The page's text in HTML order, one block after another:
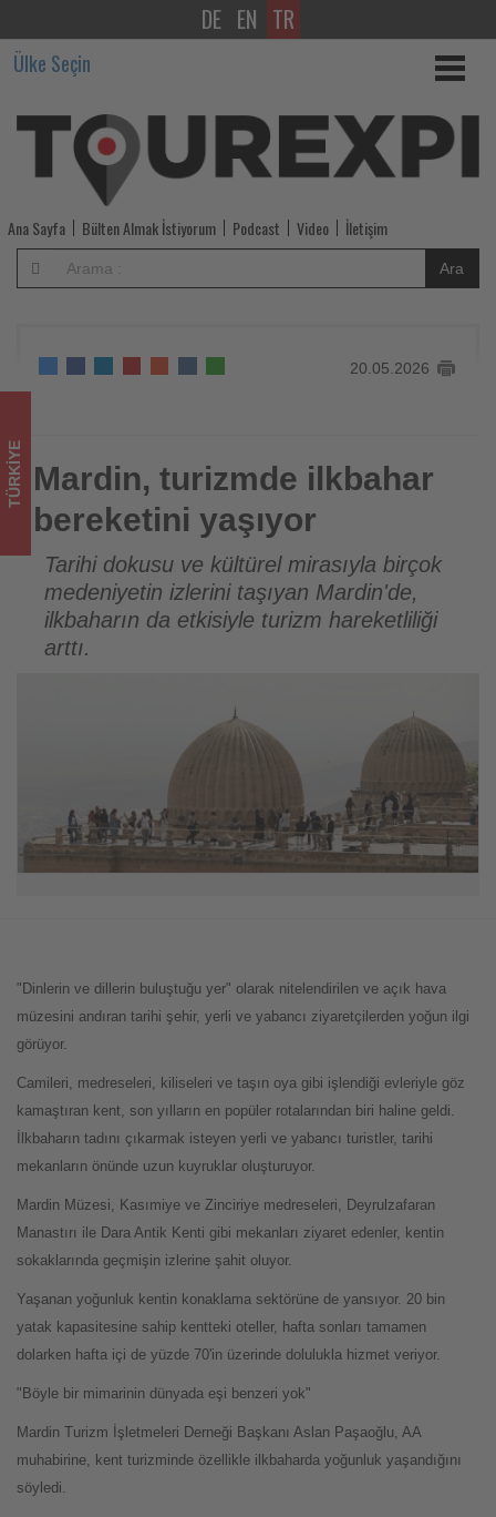
Mardin,
turizmde
ilkbahar
bereketini
yaşıyor
Tourexpi,
sizler
için
turizmde
olup
bitenleri
takip
ediyor!
DE EN TR
Ülke Seçin
Ana Sayfa Bülten Almak İstiyorum Podcast Video İletişim
Ara
20.05.2026
Mardin, turizmde ilkbahar bereketini yaşıyor
TÜRKIYE Mardin, turizmde ilkbahar
bereketini yaşıyor
Tarihi dokusu ve kültürel mirasıyla birçok
medeniyetin izlerini taşıyan Mardin'de,
ilkbaharın da etkisiyle turizm hareketliliği
arttı.
"Dinlerin ve dillerin buluştuğu yer" olarak nitelendirilen ve açık hava
müzesini andıran tarihi şehir, yerli ve yabancı ziyaretçilerden yoğun ilgi
görüyor.
Camileri, medreseleri, kiliseleri ve taşın oya gibi işlendiği evleriyle göz
kamaştıran kent, son yılların en popüler rotalarından biri haline geldi.
İlkbaharın tadını çıkarmak isteyen yerli ve yabancı turistler, tarihi
mekanların önünde uzun kuyruklar oluşturuyor.
Mardin Müzesi, Kasımiye ve Zinciriye medreseleri, Deyrulzafaran
Manastırı ile Dara Antik Kenti gibi mekanları ziyaret edenler, kentin
sokaklarında geçmişin izlerine şahit oluyor.
Yaşanan yoğunluk kentin konaklama sektörüne de yansıyor. 20 bin
yatak kapasitesine sahip kentteki oteller, hafta sonları tamamen
dolarken hafta içi de yüzde 70'in üzerinde dolulukla hizmet veriyor.
"Böyle bir mimarinin dünyada eşi benzeri yok"
Mardin Turizm İşletmeleri Derneği Başkanı Aslan Paşaoğlu, AA
muhabirine, kent turizminde özellikle ilkbaharda yoğunluk yaşandığını
söyledi.